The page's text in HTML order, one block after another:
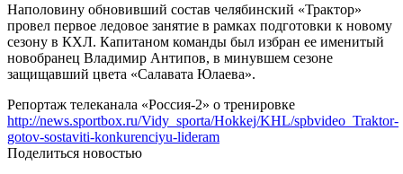
Наполовину обновивший состав челябинский «Трактор»
провел первое ледовое занятие в рамках подготовки к новому
сезону в КХЛ. Капитаном команды был избран ее именитый
новобранец Владимир Антипов, в минувшем сезоне
защищавший цвета «Салавата Юлаева».
Репортаж телеканала «Россия-2» о тренировке
http://news.sportbox.ru/Vidy_sporta/Hokkej/KHL/spbvideo_Traktor-
gotov-sostaviti-konkurenciyu-lideram
Поделиться новостью